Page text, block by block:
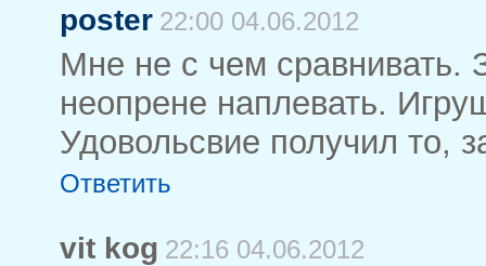
poster 22:00 04.06.2012
Мне не с чем сравнивать.
неопрене наплевать.
Удовольсвие получил то,
Ответить
vit kog 22:16 04.06.2012